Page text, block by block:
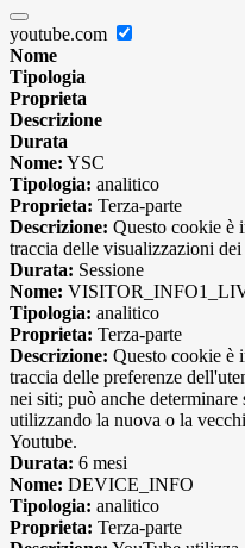
youtube.com
Nome
Tipologia
Proprieta
Descrizione
Durata
Nome: YSC
Tipologia: analitico
Proprieta: Terza-parte
Descrizione: Questo cookie è
traccia delle visualizzazioni
Durata: Sessione
Nome:
Tipologia: analitico
Proprieta: Terza-parte
Descrizione: Questo cookie è
traccia delle preferenze
nei siti; può anche
utilizzando la nuova o la
Youtube.
Durata: 6 mesi
Nome: DEVICE_INFO
Tipologia: analitico
Proprieta: Terza-parte